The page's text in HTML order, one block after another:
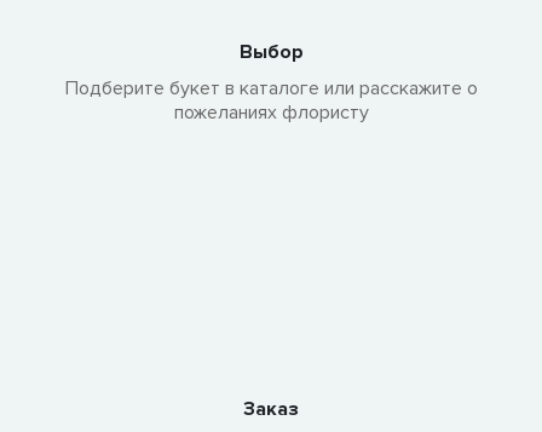
Выбор
Подберите букет в каталоге или расскажите о
пожеланиях флористу
Заказ